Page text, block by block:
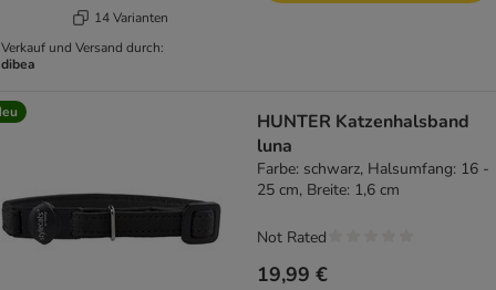
14 Varianten
Verkauf und Versand durch:
dibea
HUNTER Katzenhalsband
luna
Farbe: schwarz, Halsumfang: 16 -
25 cm, Breite: 1,6 cm
19,99 €
Not Rated